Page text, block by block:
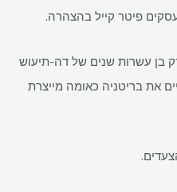
פיטר קייל בהצהרה.
בן עשרות שנים של דה-תיעוש
את בריטניה כאומה מייצרת